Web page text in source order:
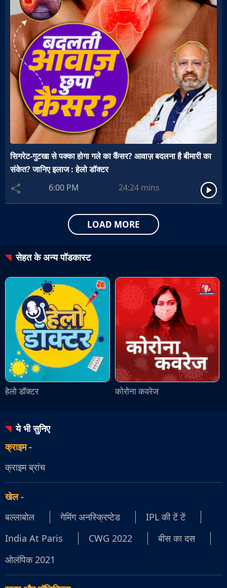
सिगरेट-गुटखा से पक्का होगा गले का कैंसर? आवाज़ बदलना है बीमारी का
संकेत? जानिए इलाज : हेलो डॉक्टर
6:00 PM
24:24 mins
LOAD MORE
सेहतके अन्य पॉडकास्ट
हेलो डॉक्टर कोरोना कवरेज
ये भी सुनिए
क्राइम-
क्राइम ब्रांच
खेल-
बल्लाबोल
गेमिंग अनस्क्रिप्टेड
IPL की टें टें
India At Paris
CWG 2022
बीस का दस
ओलंपिक 2021